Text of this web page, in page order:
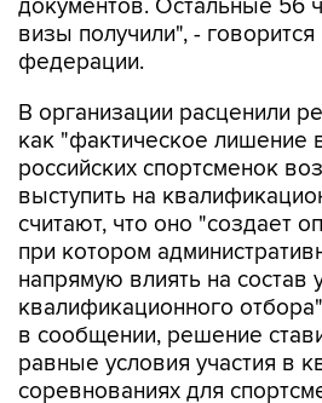
федерации.
В организации расценили
российских спортсменок
выступить на
считают, что оно "создает
при котором
напрямую влиять на состав
квалификационного
в сообщении, решение
равные условия участия в
соревнованиях для
национальных федераций.